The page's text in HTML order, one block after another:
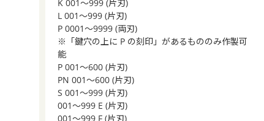
K 001～999 (片刃)
L 001～999 (片刃)
P 0001～9999 (両刃)
※「鍵穴の上に P の刻印」があるもののみ作製可
能
P 001～600 (片刃)
PN 001～600 (片刃)
S 001～999 (片刃)
001～999 E (片刃)
001～999 F (片刃)